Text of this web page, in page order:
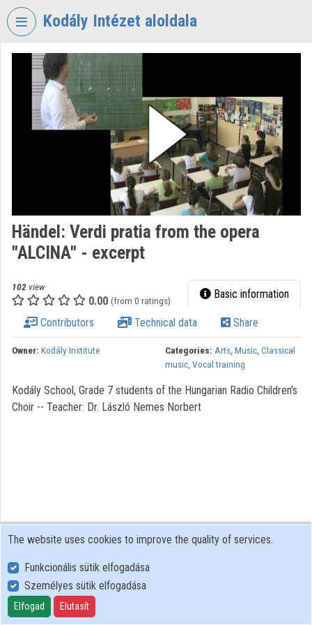
Skip header
Kodály Intézet aloldala
VIDEO TORIUM
KODÁLY
ZOLTÁN
ZENEPEDAGÓGIAI
Organization discovery
Organization playlists
Organizations
Contributors
Händel: Verdi pratia from the opera
"ALCINA" - excerpt
102 view
0.00 (from 0 ratings) Basic information
Contributors Technical data Share
Owner: Kodály Institute Categories: Arts, Music, Classical
music, Vocal training
Kodály School, Grade 7 students of the Hungarian Radio Children's
Choir -- Teacher: Dr. László Nemes Norbert
User Policy
Adatkezelési tájékoztató (en)
Cookie Policy
The website uses cookies to improve the quality of services.
Funkcionális sütik elfogadása
Személyes sütik elfogadása
Elfogad Elutasít